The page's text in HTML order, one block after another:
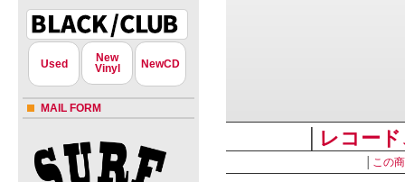
Used
New
Vinyl
NewCD
MAIL FORM
レコー
この